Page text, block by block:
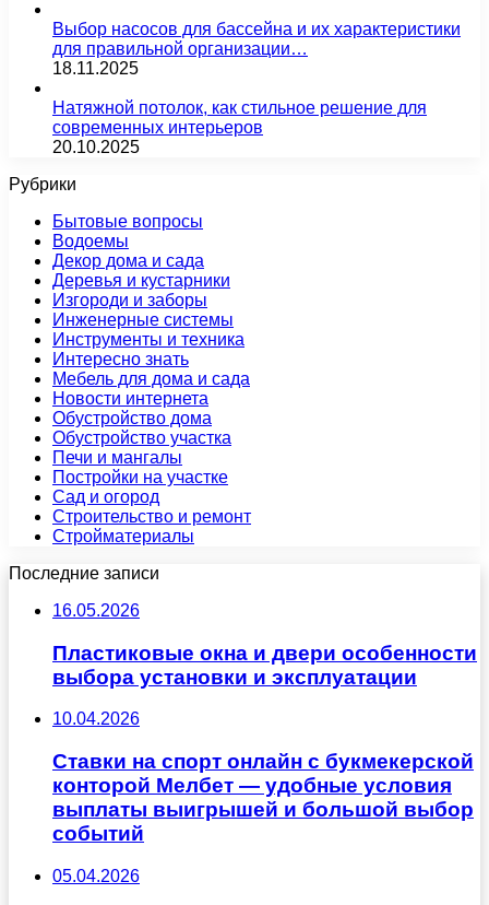
Выбор насосов для бассейна и их характеристики
для правильной организации…
18.11.2025
Натяжной потолок, как стильное решение для
современных интерьеров
20.10.2025
Рубрики
Бытовые вопросы
Водоемы
Декор дома и сада
Деревья и кустарники
Изгороди и заборы
Инженерные системы
Инструменты и техника
Интересно знать
Мебель для дома и сада
Новости интернета
Обустройство дома
Обустройство участка
Печи и мангалы
Постройки на участке
Сад и огород
Строительство и ремонт
Стройматериалы
Последние записи
16.05.2026
Пластиковые окна и двери особенности
выбора установки и эксплуатации
10.04.2026
Ставки на спорт онлайн с букмекерской
конторой Мелбет — удобные условия
выплаты выигрышей и большой выбор
событий
05.04.2026